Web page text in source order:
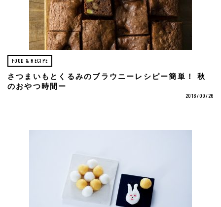
FOOD & RECIPE
さつまいもとくるみのブラウニーレシピー簡単！ 秋
のおやつ時間ー
2018/09/26